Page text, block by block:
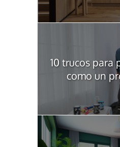
10 trucos para
como un